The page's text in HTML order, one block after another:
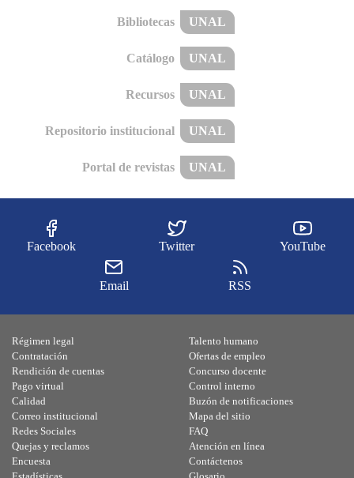
Bibliotecas UNAL
Catálogo UNAL
Recursos UNAL
Repositorio institucional UNAL
Portal de revistas UNAL
Facebook Twitter YouTube
Email RSS
Régimen legal
Contratación
Rendición de cuentas
Pago virtual
Calidad
Talento humano
Ofertas de empleo
Concurso docente
Control interno
Buzón de notificaciones
Correo institucional
Redes Sociales
Quejas y reclamos
Encuesta
Mapa del sitio
FAQ
Atención en línea
Contáctenos